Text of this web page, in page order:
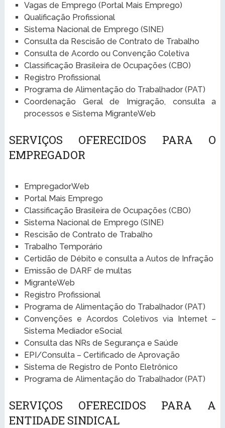
Vagas de Emprego (Portal Mais Emprego)
Qualificação Profissional
Sistema Nacional de Emprego (SINE)
Consulta da Rescisão de Contrato de Trabalho
Consulta de Acordo ou Convenção Coletiva
Classificação Brasileira de Ocupações (CBO)
Registro Profissional
Programa de Alimentação do Trabalhador (PAT)
Coordenação Geral de Imigração, consulta a
processos e Sistema MigranteWeb
SERVIÇOS OFERECIDOS PARA O
EMPREGADOR
EmpregadorWeb
Portal Mais Emprego
Classificação Brasileira de Ocupações (CBO)
Sistema Nacional de Emprego (SINE)
Rescisão de Contrato de Trabalho
Trabalho Temporário
Certidão de Débito e consulta a Autos de Infração
Emissão de DARF de multas
MigranteWeb
Registro Profissional
Programa de Alimentação do Trabalhador (PAT)
Convenções e Acordos Coletivos via Internet –
Sistema Mediador eSocial
Consulta das NRs de Segurança e Saúde
EPI/Consulta – Certificado de Aprovação
Sistema de Registro de Ponto Eletrônico
Programa de Alimentação do Trabalhador (PAT)
SERVIÇOS OFERECIDOS PARA A
ENTIDADE SINDICAL